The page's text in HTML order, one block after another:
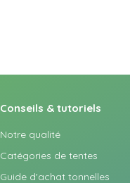
Conseils & tutoriels
Notre qualité
Catégories de tentes
Guide d'achat tonnelles